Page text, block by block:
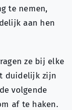
te nemen,
aan hen
ze bij elke
duidelijk zijn
volgende
af te haken.